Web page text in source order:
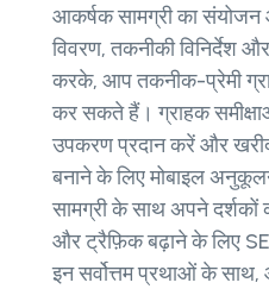
आकर्षक सामग्री का
विवरण, तकनीकी विनिर्देश
करके, आप तकनीक-प्रेमी
कर सकते हैं। ग्राहक
उपकरण प्रदान करें और
बनाने के लिए मोबाइल
सामग्री के साथ अपने दर्शकों
और ट्रैफ़िक बढ़ाने के लिए
इन सर्वोत्तम प्रथाओं के